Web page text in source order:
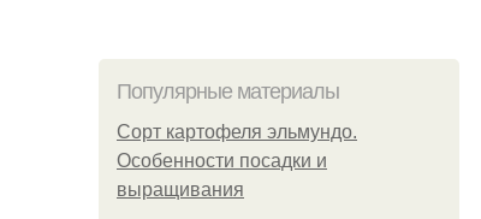
Популярные материалы
Сорт картофеля эльмундо.
Особенности посадки и
выращивания